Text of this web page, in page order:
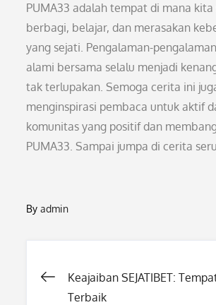
PUMA33 adalah tempat di mana kita
berbagi, belajar, dan merasakan
yang sejati. Pengalaman-
alami bersama selalu menjadi
tak terlupakan. Semoga cerita ini
menginspirasi pembaca untuk aktif
komunitas yang positif dan
PUMA33. Sampai jumpa di cerita
Byadmin
Post
Keajaiban SEJATIBET:
Terbaik